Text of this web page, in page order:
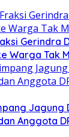
Gerindra
Warga Tak
Jagung
Anggota